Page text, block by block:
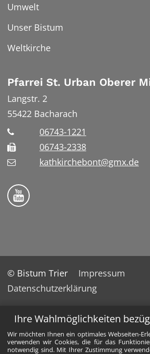
Ihre Wahlmöglichkeiten
Wir möchten Ihnen ein optimales Webseiten-
verwenden wir Cookies, die für das
notwendig sind. Mit Ihrer Zustimmung
Umwelt
Unser Bistum
Weltkirche
Pfarrei St. Urban Oberer
Langstr. 2
55422 Bacharach
06743-1221
06743-2338
kathkirchebont@gmx.de
Folge uns auf YouTube
© Bistum Trier
Impressum
Datenschutzerklärung